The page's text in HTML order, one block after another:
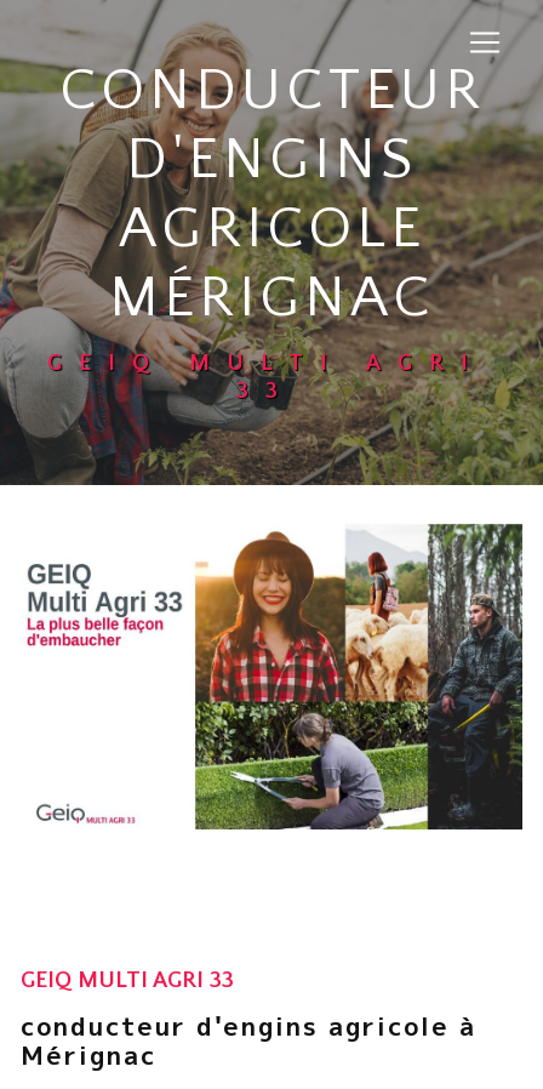
CONDUCTEUR
D'ENGINS
AGRICOLE
MÉRIGNAC
GEIQ MULTI AGRI
33
GEIQ MULTI AGRI 33
conducteur d'engins agricole à
Mérignac
Panneau de gestion des cookies